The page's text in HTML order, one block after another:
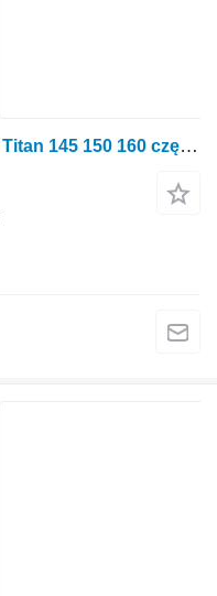
Parts, ersatzteile, pieces SAME Titan 145 150 160 części, części zamienne, elementy do ciągnika kołowego SAME Titan 145 150 160